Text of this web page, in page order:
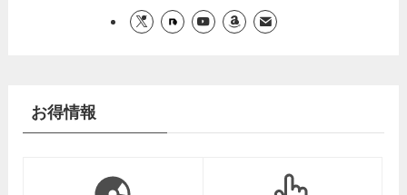
お得情報